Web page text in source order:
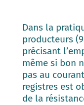
Dans la
producteurs
précisant
même si bon
pas au
registres est
de la